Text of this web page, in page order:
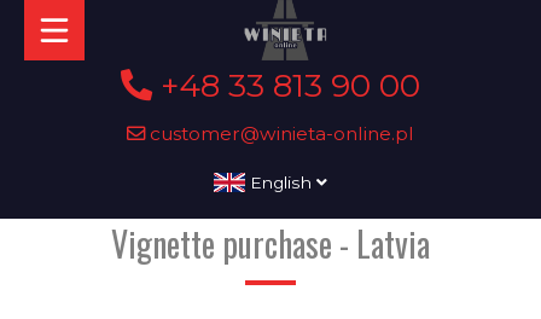
+48 33 813 90 00
customer@winieta-online.pl
English
Vignette purchase - Latvia